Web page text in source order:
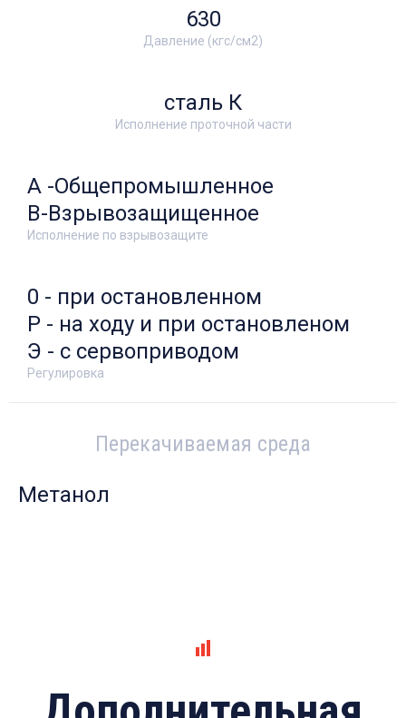
Давление (кгс/см2)
630
Исполнение проточной части
сталь К
Исполнение по взрывозащите
А -Общепромышленное
В-Взрывозащищенное
Регулировка
0 - при остановленном
Р - на ходу и при остановленом
Э - с сервоприводом
Перекачиваемая среда
Метанол